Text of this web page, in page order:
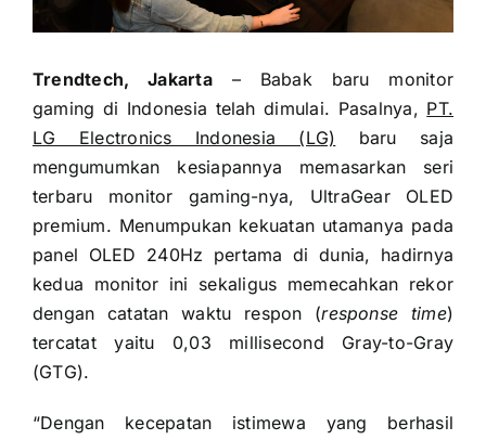
Trendtech, Jakarta– Babak baru monitor
gaming di Indonesia telah dimulai. Pasalnya, PT.
LG Electronics Indonesia (LG) baru saja
mengumumkan kesiapannya memasarkan seri
terbaru monitor gaming-nya, UltraGear OLED
premium. Menumpukan kekuatan utamanya pada
panel OLED 240Hz pertama di dunia, hadirnya
kedua monitor ini sekaligus memecahkan rekor
dengan catatan waktu respon (response time)
tercatat yaitu 0,03 millisecond Gray-to-Gray
(GTG).
“Dengan kecepatan istimewa yang berhasil